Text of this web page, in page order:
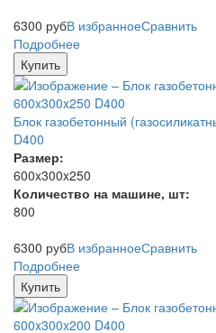
6300 рубВ избранноеСравнить
Подробнее
Купить
Блок газобетонный
D400
Размер:
600x300x250
Количество на машине, шт:
800
6300 рубВ избранноеСравнить
Подробнее
Купить